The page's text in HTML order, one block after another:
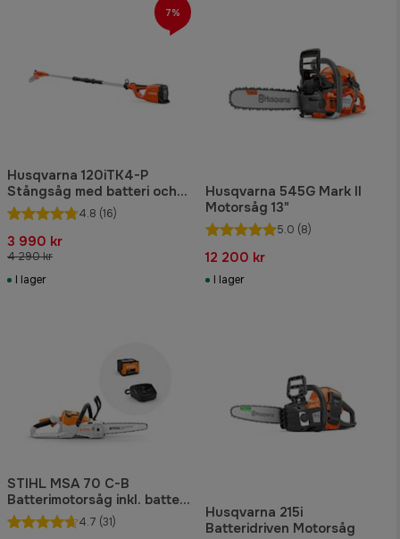
Husqvarna 120iTK4-P
Stångsåg med batteri och
laddare
4.8 (16)
3 990 kr
4 290 kr
I lager
7%
Husqvarna 545G Mark II
Motorsåg 13"
5.0 (8)
12 200 kr
I lager
STIHL MSA 70 C-B
Batterimotorsåg inkl. batteri
och laddare4.7 (31)
Husqvarna 215i
Batteridriven Motorsåg